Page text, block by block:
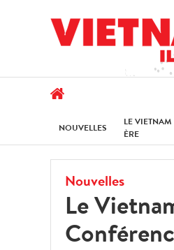
NOUVELLES
LE
ÈRE
Nouvelles
Le